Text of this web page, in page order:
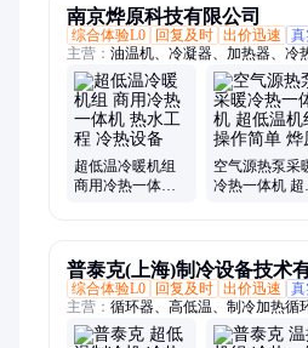
南京烨原科技有限公司
综合体验L0
回复及时 出价迅速
主营： 油温机、冷凝器、加热器、冷
机、水冷机组、温控设备、温度控制
水塔、循环温度控制机、非标定制模
模温机、标准模温机、水温机、防爆
机、防爆水冷冷水机、风冷式冷水机
式冷水机、水冷式冷水机、水冷箱式
超低温冷暖机组
商用冷热一体机
空气源热泵采
冷热一体机 超
普泰克(上海)制冷设备技术
综合体验L0
回复及时 出价迅速
主营： 循环器、高低温、制冷加热循
制系统